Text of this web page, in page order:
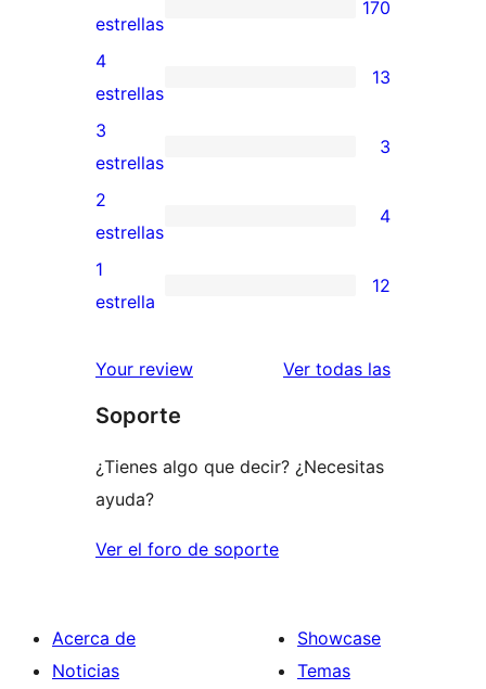
170
valoraciones
de
5
estrellas
estrellas
170
13
valoraciones
de
4
estrellas
4
estrellas
13
3
valoraciones
de
3
estrellas
3
estrellas
3
4
valoraciones
de
estrellas
2
estrellas
4
12
de
estrellas
1
estrella
12
Your review Ver todas lasreseñas
Soporte
¿Tienes algo que decir? ¿Necesitas
ayuda?
Ver el foro de soporte
Acerca de
Noticias
Showcase
Temas